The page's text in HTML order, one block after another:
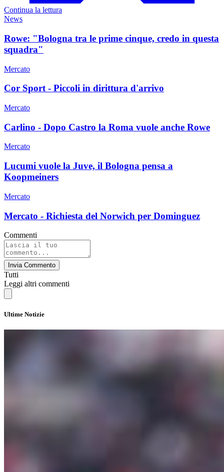
Continua la lettura
News
Rowe: "Bologna tra le prime cinque, credo in questa
squadra"
Mercato
Cor Sport - Piccoli in dirittura d'arrivo
Mercato
Carlino - Dopo Castro la Roma vuole anche Rowe
Mercato
Lucumi vuole la Juve, il Bologna pensa a
Koopmeiners
Mercato
Mercato - Richiesta del Norwich per Dominguez
Commenti
Invia Commento
Tutti
Leggi altri commenti
Ultime Notizie